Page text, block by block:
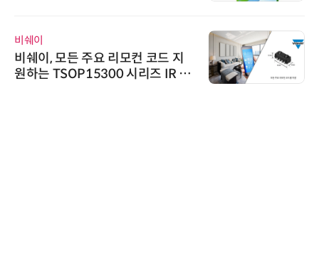
비쉐이
비쉐이, 모든 주요 리모컨 코드 지
원하는 TSOP15300 시리즈 IR 수